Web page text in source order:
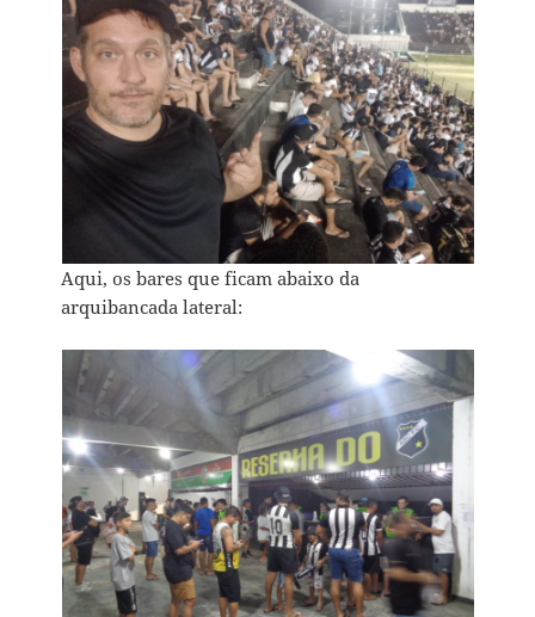
Aqui, os bares que ficam abaixo da
arquibancada lateral: